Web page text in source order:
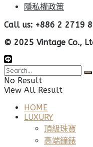
隱私權政策
Call us: +886 2 2719
© 2025 Vintage Co.,
No Result
View All Result
HOME
LUXURY
頂級珠寶
高端鐘錶